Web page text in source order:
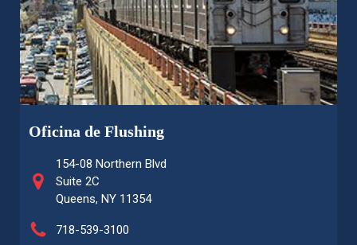
Oficina de Flushing
154-08 Northern Blvd
Suite 2C
Queens, NY 11354
718-539-3100